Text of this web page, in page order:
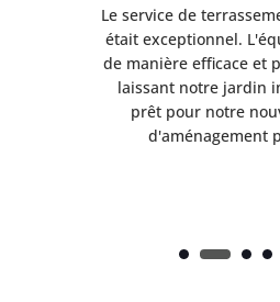
Le service de
était exceptionnel.
de manière efficace et
laissant notre jardin
prêt pour notre
d'aménagement